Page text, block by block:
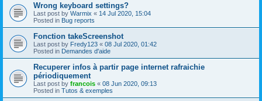
Wrong keyboard settings?
Last post by Warmix « 14 Jul 2020, 15:04
Posted in Bug reports
Fonction takeScreenshot
Last post by Fredy123 « 08 Jul 2020, 01:42
Posted in Demandes d'aide
Recuperer infos à partir page internet rafraichie
périodiquement
Last post by francois « 08 Jun 2020, 09:13
Posted in Tutos & exemples